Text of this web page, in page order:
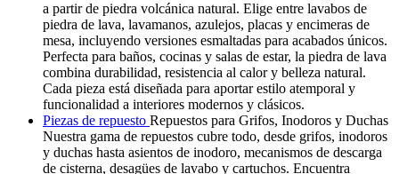
a partir de piedra volcánica natural. Elige entre lavabos de
piedra de lava, lavamanos, azulejos, placas y encimeras de
mesa, incluyendo versiones esmaltadas para acabados únicos.
Perfecta para baños, cocinas y salas de estar, la piedra de lava
combina durabilidad, resistencia al calor y belleza natural.
Cada pieza está diseñada para aportar estilo atemporal y
funcionalidad a interiores modernos y clásicos.
Piezas de repuesto Repuestos para Grifos, Inodoros y Duchas
Nuestra gama de repuestos cubre todo, desde grifos, inodoros
y duchas hasta asientos de inodoro, mecanismos de descarga
de cisterna, desagües de lavabo y cartuchos. Encuentra